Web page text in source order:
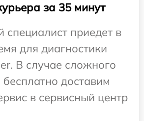
за 35 минут
специалист приедет в
для диагностики
В случае сложного
доставим
в сервисный центр